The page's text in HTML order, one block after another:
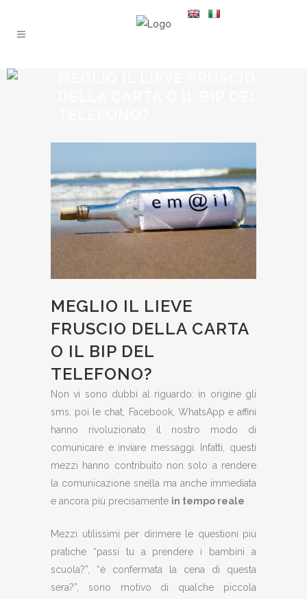
MEGLIO IL LIEVE
FRUSCIO DELLA CARTA
O IL BIP DEL
TELEFONO?
Non vi sono dubbi al riguardo: in origine gli
sms, poi le chat, Facebook, WhatsApp e affini
hanno rivoluzionato il nostro modo di
comunicare e inviare messaggi. Infatti, questi
mezzi hanno contribuito non solo a rendere
la comunicazione snella ma anche immediata
e ancora più precisamente in tempo reale
Mezzi utilissimi per dirimere le questioni più
pratiche “passi tu a prendere i bambini a
scuola?”, “è confermata la cena di questa
sera?”, sono motivo di qualche piccola